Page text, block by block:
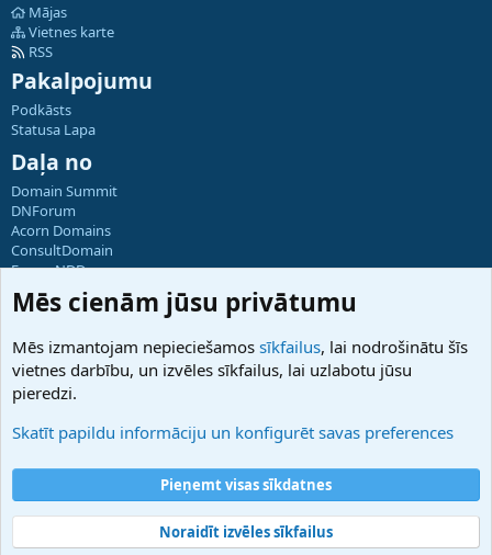
Mājas
Vietnes karte
RSS
Pakalpojumu
Podkāsts
Statusa Lapa
Daļa no
Domain Summit
DNForum
Acorn Domains
ConsultDomain
ForumNDD
Domainforum.ro
27.be
Hostmaria
Atbalsts
Palīdzība
Noteikumi un nosacījumi
Privātuma politika
®
Mēs cienām jūsu privātumu
Mēs izmantojam nepieciešamos sīkfailus, lai nodrošinātu šīs
vietnes darbību, un izvēles sīkfailus, lai uzlabotu jūsu
pieredzi.
Skatīt papildu informāciju un konfigurēt savas preferences
Pieņemt visas sīkdatnes
Noraidīt izvēles sīkfailus